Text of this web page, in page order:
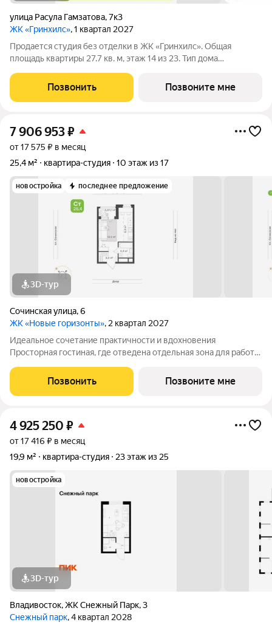
улица Расула Гамзатова,7к3
ЖК «Гринхилс», 1 квартал 2027
Продается студия без отделки в ЖК «Гринхилс». Общая
площадь квартиры 27.7 кв. м, этаж 14 из 23. Тип дома
жилой квартал комфорт-класса в выгодной локации
микрорайона Зеленый угол:
Позвонить Позвоните мне
7 906 953₽
от 17 575 ₽ в месяц
25,4 м²
квартира-студия 10 этаж из 17
новостройка последнее предложение
3D-тур
Сочинская улица,6
ЖК «Новые горизонты», 2 квартал 2027
Идеальное сочетание практичности и вдохновения
Просторная гостиная, где отведена отдельная зона для работы,
наслаждаясь видом с лоджии Компактная зона кухни станет
местом для кулинарных
Позвонить Позвоните мне
4 925 250 ₽
от 17 416 ₽ в месяц
19,9 м²
квартира-студия 23 этаж из 25
новостройка
3D-тур
Владивосток,ЖК Снежный Парк,3
Снежный парк, 4 квартал 2028